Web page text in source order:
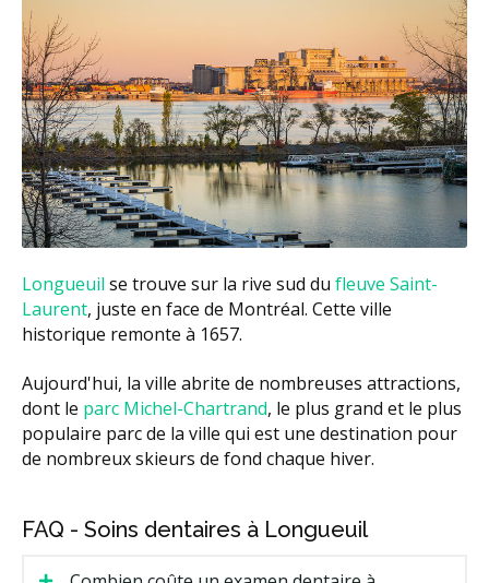
Longueuil se trouve sur la rive sud du fleuve Saint-
Laurent, juste en face de Montréal. Cette ville
historique remonte à 1657.
Aujourd'hui, la ville abrite de nombreuses attractions,
dont le parc Michel-Chartrand, le plus grand et le plus
populaire parc de la ville qui est une destination pour
de nombreux skieurs de fond chaque hiver.
FAQ - Soins dentaires à Longueuil